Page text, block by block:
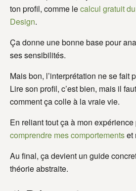
ton profil, comme lecalcul gratuit
Design.
Ça donne une bonne base pour
ses sensibilités.
Mais bon, l’interprétation ne se fait
Lire son profil, c’est bien, mais il
comment ça colle à la vraie vie.
En reliant tout ça à mon
comprendre mes comportementset
Au final, ça devient un guide
théorie abstraite.